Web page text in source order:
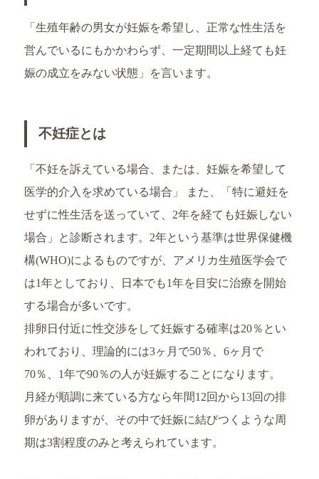
「生殖年齢の男女が妊娠を希望し、正常な性生活を
営んでいるにもかかわらず、一定期間以上経ても妊
娠の成立をみない状態」を言います。
不妊症とは
「不妊を訴えている場合、または、妊娠を希望して
医学的介入を求めている場合」 また、「特に避妊を
せずに性生活を送っていて、2年を経ても妊娠しない
場合」と診断されます。2年という基準は世界保健機
構(WHO)によるものですが、アメリカ生殖医学会で
は1年としており、日本でも1年を目安に治療を開始
する場合が多いです。
排卵日付近に性交渉をして妊娠する確率は20％とい
われており、理論的には3ヶ月で50％、6ヶ月で
70％、1年で90％の人が妊娠することになります。
月経が順調に来ている方なら年間12回から13回の排
卵がありますが、その中で妊娠に結びつくような周
期は3割程度のみと考えられています。